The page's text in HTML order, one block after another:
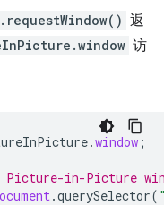
返
访
.window ;
in-Picture
.querySelector(